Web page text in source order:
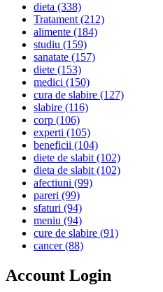
dieta (338)
Tratament(212)
alimente (184)
studiu (159)
sanatate (157)
diete (153)
medici (150)
cura de slabire (127)
slabire (116)
corp (106)
experti (105)
beneficii (104)
diete de slabit(102)
dieta de slabit(102)
afectiuni (99)
pareri (99)
sfaturi (94)
meniu (94)
cure de slabire (91)
cancer(88)
Account Login